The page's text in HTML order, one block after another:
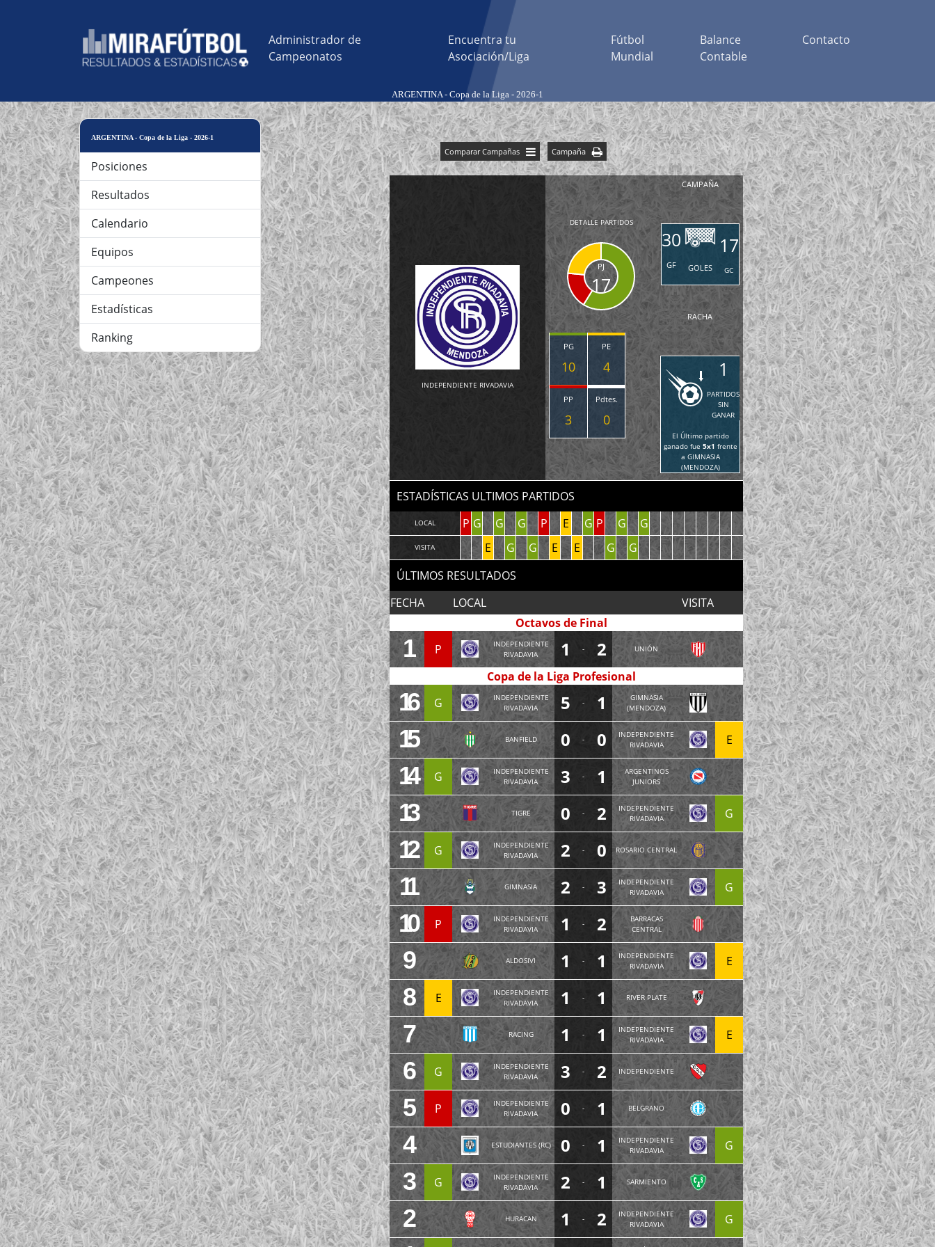
Administrador de
Campeonatos
Encuentra tu
Asociación/Liga
Fútbol
Mundial
Balance
Contable
Contacto
ARGENTINA - Copa de la Liga - 2026-1
ARGENTINA - Copa de la Liga - 2026-1
Posiciones
Resultados
Calendario
Equipos
Campeones
Estadísticas
Ranking
Comparar Campañas Campaña
INDEPENDIENTE RIVADAVIA
DETALLE PARTIDOS
PJ
17
PG
10
PE
4
PP
3
Pdtes.
0
CAMPAÑA
30
GF GOLES
17
GC
RACHA
1
PARTIDOS
SIN
GANAR
El Último partido
ganado fue 5x1 frente
a GIMNASIA
(MENDOZA)
ESTADÍSTICAS ULTIMOS PARTIDOS
LOCAL P G G G P E G P G G
VISITA E G G E E G
G
ÚLTIMOS RESULTADOS
FECHA
LOCAL
VISITA
Octavos de Final
1 P
INDEPENDIENTE
RIVADAVIA
1 - 2 UNIÓN
Copa de la Liga Profesional
16 G
INDEPENDIENTE
RIVADAVIA
5 - 1
GIMNASIA
(MENDOZA)
15 BANFIELD 0 - 0
INDEPENDIENTE
RIVADAVIA
E
14 G
INDEPENDIENTE
RIVADAVIA
3 - 1
ARGENTINOS
JUNIORS
13 TIGRE 0 - 2
INDEPENDIENTE
RIVADAVIA
G
12 G
INDEPENDIENTE
RIVADAVIA
2 - 0 ROSARIO CENTRAL
11 GIMNASIA 2 - 3
INDEPENDIENTE
RIVADAVIA
G
10 P
INDEPENDIENTE
RIVADAVIA
1 - 2
BARRACAS
CENTRAL
9 ALDOSIVI 1 - 1
INDEPENDIENTE
RIVADAVIA
E
8 E
INDEPENDIENTE
RIVADAVIA
1 - 1 RIVER PLATE
7 RACING 1 - 1
INDEPENDIENTE
RIVADAVIA
E
6 G
INDEPENDIENTE
RIVADAVIA
3 - 2 INDEPENDIENTE
5 P
INDEPENDIENTE
RIVADAVIA
0 - 1 BELGRANO
4 ESTUDIANTES (RC) 0 - 1
INDEPENDIENTE
RIVADAVIA
G
3 G
INDEPENDIENTE
RIVADAVIA
2 - 1 SARMIENTO
2 HURACAN 1 - 2
INDEPENDIENTE
RIVADAVIA
G